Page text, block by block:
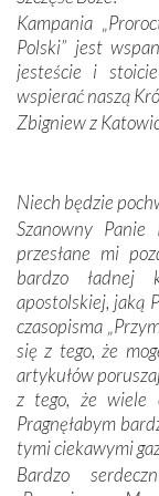
zwyczaje.
oddalone, w
Sprawiła to
kulturowa
mieliśmy okazję
otacza nie tylko
się Jej ufnie
Jej siebie oraz
Dzieje
odstępstw,
wymiarze tak
konieczności
Opatrzności.
przynajmniej w
Kampania
Polski” jest
jesteście i
wspierać naszą
Zbigniew z
Niech będzie
Szanowny Panie
przesłane mi
bardzo ładnej
apostolskiej, jaką
czasopisma
się z tego, że
artykułów
z tego, że wiele
Pragnęłabym
tymi ciekawymi
Bardzo